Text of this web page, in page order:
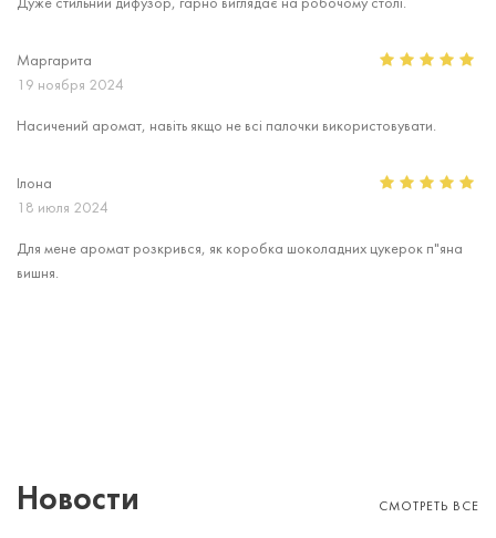
Дуже стильний дифузор, гарно виглядає на робочому столі.
Маргарита
19 ноября 2024
Насичений аромат, навіть якщо не всі палочки використовувати.
Ілона
18 июля 2024
Для мене аромат розкрився, як коробка шоколадних цукерок п"яна
вишня.
Новости СМОТРЕТЬ ВСЕ